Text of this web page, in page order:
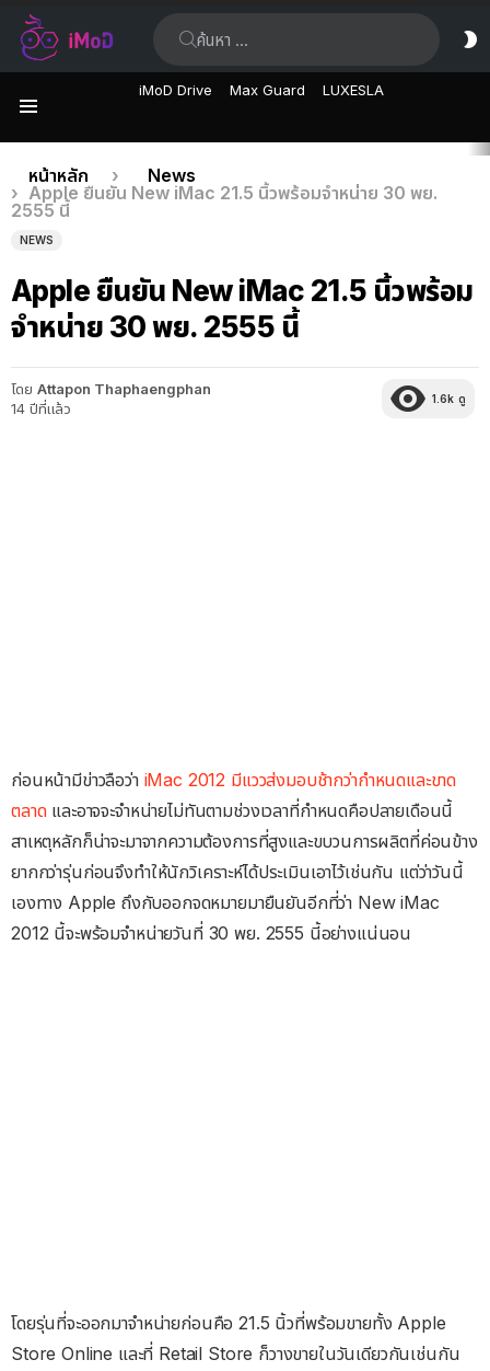
iMoD Drive Max Guard LUXESLA
เรื่อง
ล่าสุด
คุณอยู่ที่นี่:
หน้าหลัก
News
Apple ยืนยัน New iMac 21.5 นิ้วพร้อมจำหน่าย 30 พย.
2555 นี้
NEWS
Apple ยืนยัน New iMac 21.5 นิ้วพร้อม
จำหน่าย 30 พย. 2555 นี้
โดย Attapon Thaphaengphan
14 ปีที่แล้ว
1.6k ดู
ก่อนหน้ามีข่าวลือว่า iMac 2012 มีแววส่งมอบช้ากว่ากำหนดและขาด
ตลาดและอาจจะจำหน่ายไม่ทันตามช่วงเวลาที่กำหนดคือปลายเดือนนี้
สาเหตุหลักก็น่าจะมาจากความต้องการที่สูงและขบวนการผลิตที่ค่อนข้าง
ยากกว่ารุ่นก่อนจึงทำให้นักวิเคราะห์ได้ประเมินเอาไว้เช่นกัน แต่ว่าวันนี้
เองทาง Apple ถึงกับออกจดหมายมายืนยันอีกที่ว่า New iMac
2012 นี้จะพร้อมจำหน่ายวันที่ 30 พย. 2555 นี้อย่างแน่นอน
โดยรุ่นที่จะออกมาจำหน่ายก่อนคือ 21.5 นิ้วที่พร้อมขายทั้ง Apple
Store Online และที่ Retail Store ก็วางขายในวันเดียวกันเช่นกัน